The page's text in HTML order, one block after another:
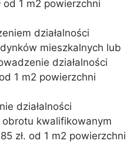
od 1 m2 powierzchni
działalności
mieszkalnych lub
działalności
1 m2 powierzchni
działalności
kwalifikowanym
zł. od 1 m2 powierzchni